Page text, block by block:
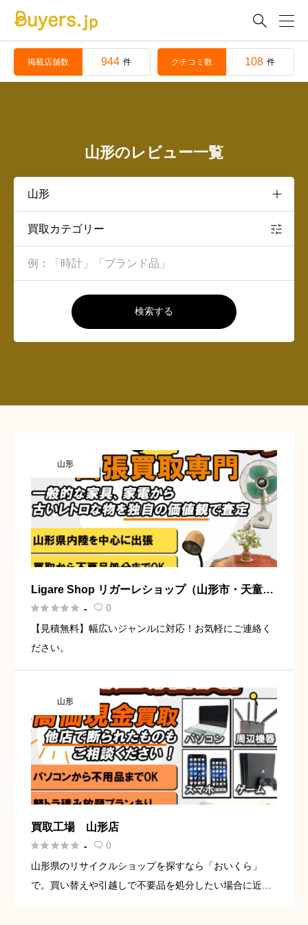

掲載店舗数 944 件 クチコミ数 108 件
山形のレビュー一覧
買取カテゴリー
検索する
山形
Ligare Shop リガーレショップ（山形市・天童
市・上山市・東根市・寒河江市）
 -  0
【見積無料】幅広いジャンルに対応！お気軽にご連絡く
ださい。
山形
買取工場 山形店
 -  0
山形県のリサイクルショップを探すなら「おいくら」
で。買い替えや引越しで不要品を処分したい場合に近く